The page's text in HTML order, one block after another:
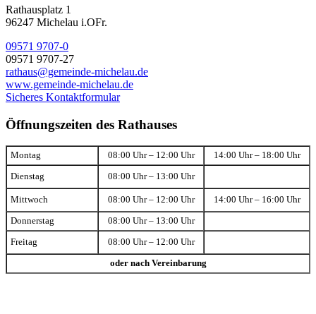
Rathausplatz 1
96247 Michelau i.OFr.
09571 9707-0
09571 9707-27
rathaus@gemeinde-michelau.de
www.gemeinde-michelau.de
Sicheres Kontaktformular
Öffnungszeiten des Rathauses
Montag 08:00 Uhr – 12:00 Uhr 14:00 Uhr – 18:00 Uhr
Dienstag 08:00 Uhr – 13:00 Uhr
Mittwoch 08:00 Uhr – 12:00 Uhr 14:00 Uhr – 16:00 Uhr
Donnerstag 08:00 Uhr – 13:00 Uhr
Freitag 08:00 Uhr – 12:00 Uhr
oder nach Vereinbarung